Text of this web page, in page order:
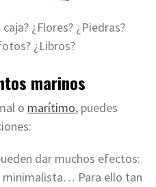
¿Flores? ¿Piedras?
¿Libros?
marinos
o marítimo, puedes
dar muchos efectos:
minimalista… Para ello tan